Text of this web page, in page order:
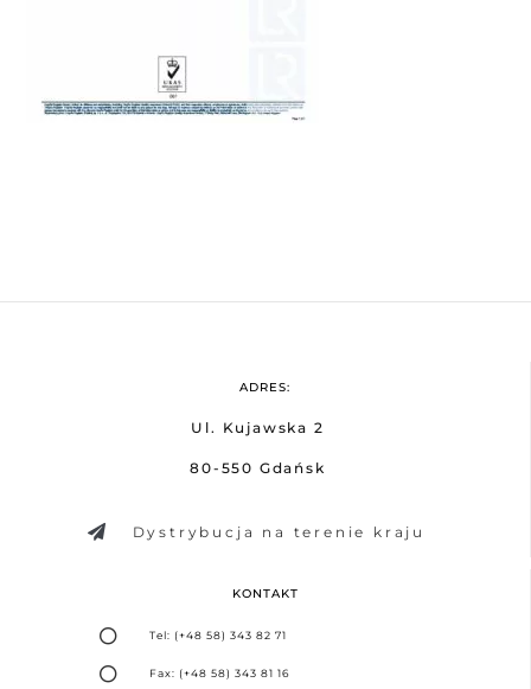
ADRES:
Ul. Kujawska 2
80-550 Gdańsk
Dystrybucja na terenie kraju
KONTAKT
Tel: (+48 58) 343 82 71
Fax: (+48 58) 343 81 16